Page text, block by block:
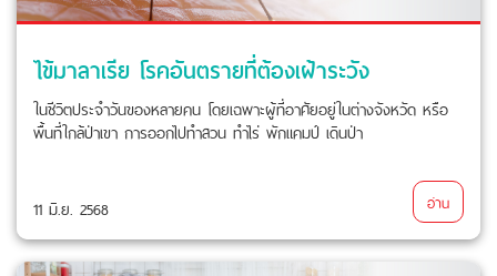
ไข้มาลาเรีย โรคอันตรายที่ต้องเฝ้าระวัง
ในชีวิตประจำวันของหลายคน โดยเฉพาะผู้ที่อาศัยอยู่ในต่างจังหวัด หรือ
พื้นที่ใกล้ป่าเขา การออกไปทำสวน ทำไร่ พักแคมป์ เดินป่า
11 มิ.ย. 2568 อ่าน